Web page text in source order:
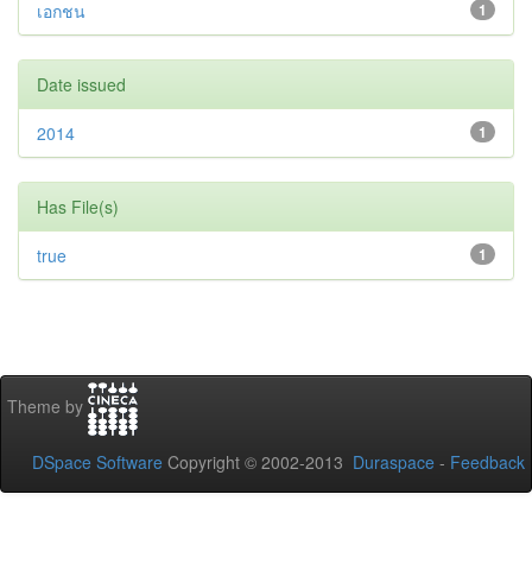
1
เอกชน
Date issued
1
2014
Has File(s)
1
true
Theme by
DSpace Software Copyright © 2002-2013 Duraspace - Feedback